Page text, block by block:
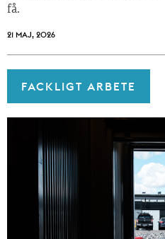
få.
21 MAJ, 2026
FACKLIGT ARBETE